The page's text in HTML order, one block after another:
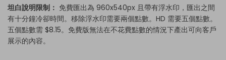
坦白說明限制： 免費匯出為 960x540px 且帶有浮水印，匯出之間
有十分鐘冷卻時間。移除浮水印需要兩個點數。HD 需要五個點數。
五個點數需 $8.15。免費版無法在不花費點數的情況下產出可向客戶
展示的內容。